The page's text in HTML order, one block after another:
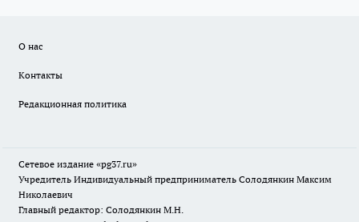
О нас
Контакты
Редакционная политика
Сетевое издание «pg37.ru»
Учредитель Индивидуальный предприниматель Солодянкин Максим
Николаевич
Главный редактор: Солодянкин М.Н.